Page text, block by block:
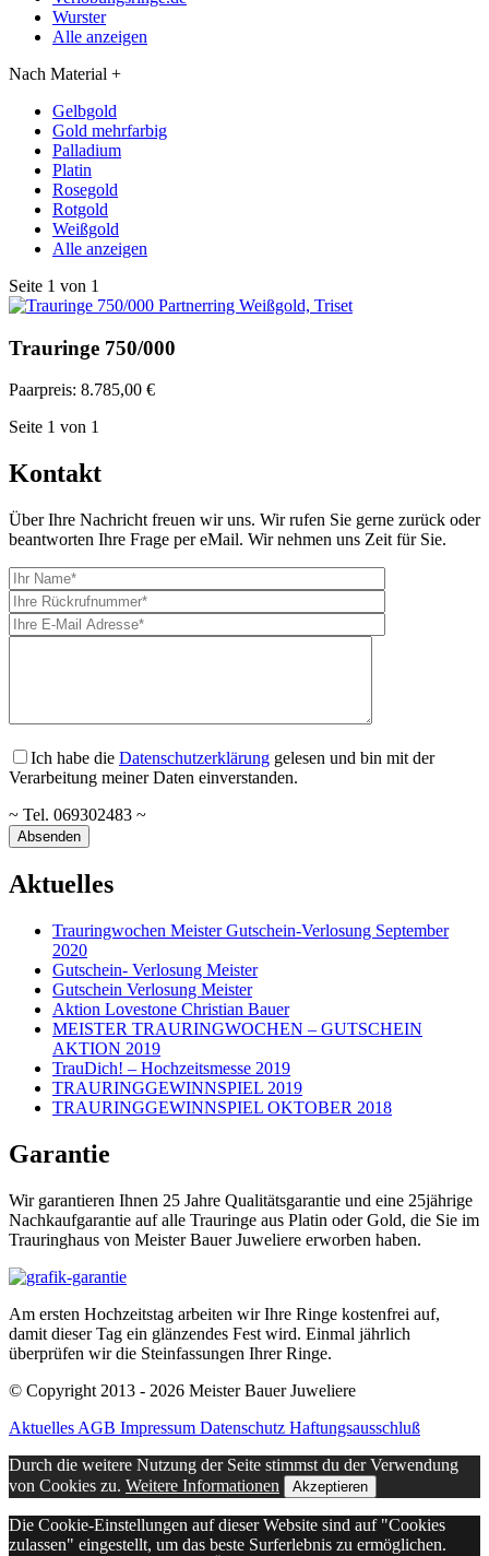
Wurster
Alle anzeigen
Nach Material +
Gelbgold
Gold mehrfarbig
Palladium
Platin
Rosegold
Rotgold
Weißgold
Alle anzeigen
Seite 1 von 1
Trauringe 750/000
Paarpreis: 8.785,00 €
Seite 1 von 1
Kontakt
Über Ihre Nachricht freuen wir uns. Wir rufen Sie gerne zurück oder
beantworten Ihre Frage per eMail. Wir nehmen uns Zeit für Sie.
Ich habe die Datenschutzerklärung gelesen und bin mit der
Verarbeitung meiner Daten einverstanden.
~ Tel. 069302483 ~
Aktuelles
Trauringwochen Meister Gutschein-Verlosung September
2020
Gutschein- Verlosung Meister
Gutschein Verlosung Meister
Aktion Lovestone Christian Bauer
MEISTER TRAURINGWOCHEN – GUTSCHEIN
AKTION 2019
TrauDich! – Hochzeitsmesse 2019
TRAURINGGEWINNSPIEL 2019
TRAURINGGEWINNSPIEL OKTOBER 2018
Garantie
Wir garantieren Ihnen 25 Jahre Qualitätsgarantie und eine 25jährige
Nachkaufgarantie auf alle Trauringe aus Platin oder Gold, die Sie im
Trauringhaus von Meister Bauer Juweliere erworben haben.
Am ersten Hochzeitstag arbeiten wir Ihre Ringe kostenfrei auf,
damit dieser Tag ein glänzendes Fest wird. Einmal jährlich
überprüfen wir die Steinfassungen Ihrer Ringe.
© Copyright 2013 - 2026 Meister Bauer Juweliere
Aktuelles AGB Impressum Datenschutz Haftungsausschluß
Durch die weitere Nutzung der Seite stimmst du der Verwendung
von Cookies zu. Weitere Informationen Akzeptieren
Die Cookie-Einstellungen auf dieser Website sind auf "Cookies
zulassen" eingestellt, um das beste Surferlebnis zu ermöglichen.